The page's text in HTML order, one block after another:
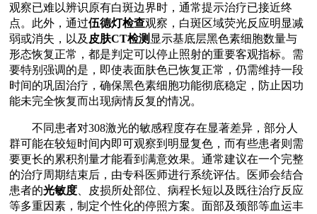
观察已难以辨识原有白斑边界时，通常提示治疗已接近终
点。此外，通过伍德灯检查观察，白斑区域荧光反应明显减
弱或消失，以及 皮肤CT检测 显示基底层黑色素细胞数量与
形态恢复正常，都是判定可以停止照射的重要客观指标。需
要特别强调的是，即使表面肤色已恢复正常，仍需维持一段
时间的巩固治疗，确保黑色素细胞功能彻底稳定，防止因功
能未完全恢复而出现病情反复的情况。
不同患者对308激光的敏感程度存在显著差异，部分人
群可能在较短时间内即可观察到明显复色，而有些患者则需
要更长的累积剂量才能看到满意效果。通常建议在一个完整
的治疗周期结束后，由专科医师进行系统评估。医师会结合
患者的光敏度 、皮损所处部位、病程长短以及既往治疗反应
等多重因素，制定个性化的停照方案。面部及颈部等血运丰